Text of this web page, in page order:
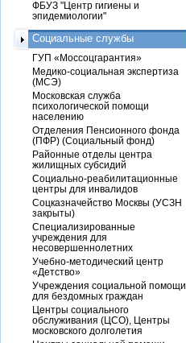
ФБУЗ "Центр гигиены и
эпидемиологии"
Социальные службы
ГУП «Моссоцгарантия»
Медико-социальная экспертиза
(МСЭ)
Московская служба
психологической помощи
населению
Отделения Пенсионного фонда
(ПФР) (Социальный фонд)
Районные отделы центра
жилищных субсидий
Социально-реабилитационные
центры для инвалидов
Соцказначейство Москвы (УСЗН
закрыты)
Специализированные
учреждения для
несовершеннолетних
Учебно-методический центр
«Детство»
Учреждения социальной помощи
для бездомных граждан
Центры социального
обслуживания (ЦСО), Центры
московского долголетия